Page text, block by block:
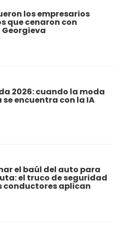
los empresarios
que cenaron con
2026: cuando la moda
encuentra con la IA
el baúl del auto para
el truco de seguridad
conductores aplican